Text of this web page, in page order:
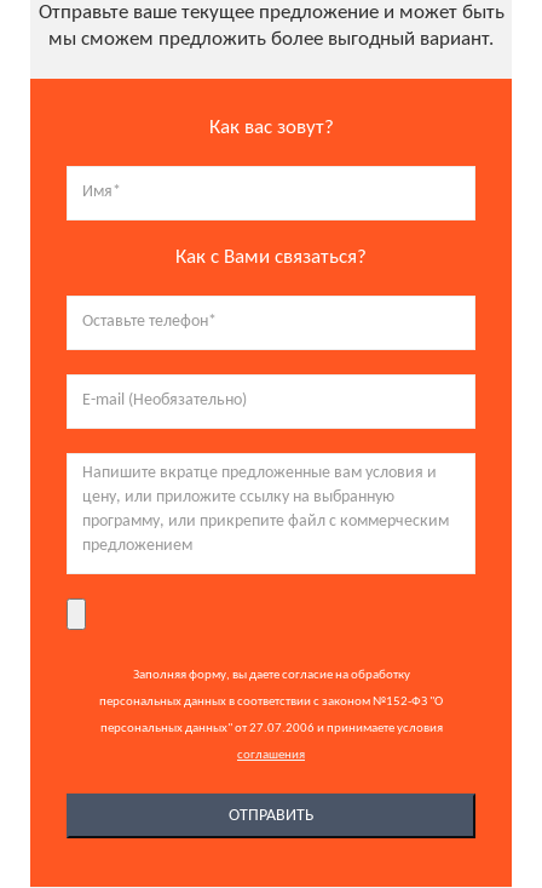
Отправьте ваше текущее предложение и может быть
мы сможем предложить более выгодный вариант.
Как вас зовут?
Как с Вами связаться?
Заполняя форму, вы даете согласие на обработку
персональных данных в соответствии с законом №152-ФЗ "О
персональных данных" от 27.07.2006 и принимаете условия
соглашения